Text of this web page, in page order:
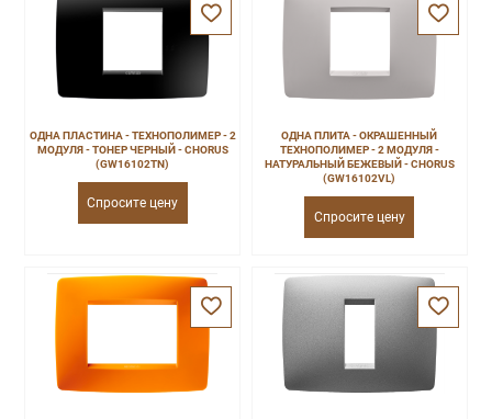
ОДНА ПЛАСТИНА - ТЕХНОПОЛИМЕР - 2
МОДУЛЯ - ТОНЕР ЧЕРНЫЙ - CHORUS
(GW16102TN)
Спросите цену
ОДНА ПЛИТА - ОКРАШЕННЫЙ
ТЕХНОПОЛИМЕР - 2 МОДУЛЯ -
НАТУРАЛЬНЫЙ БЕЖЕВЫЙ - CHORUS
(GW16102VL)
Спросите цену